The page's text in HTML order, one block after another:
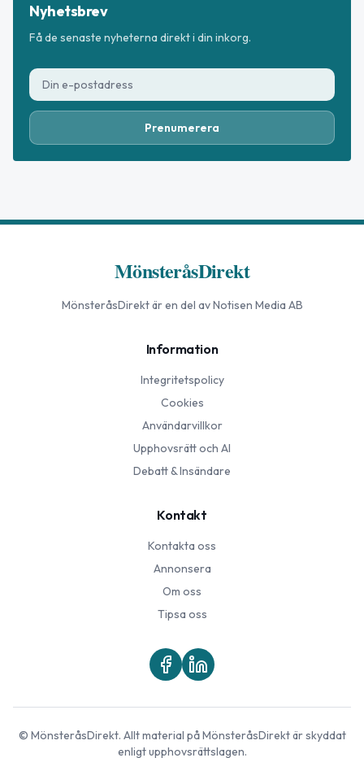
Nyhetsbrev
Få de senaste nyheterna direkt i din inkorg.
Prenumerera
MönsteråsDirekt
MönsteråsDirektär en del av Notisen Media AB
Information
Integritetspolicy
Cookies
Användarvillkor
Upphovsrätt och AI
Debatt & Insändare
Kontakt
Kontakta oss
Annonsera
Om oss
Tipsa oss
© MönsteråsDirekt. Allt material påMönsteråsDirektär skyddat
enligt upphovsrättslagen.